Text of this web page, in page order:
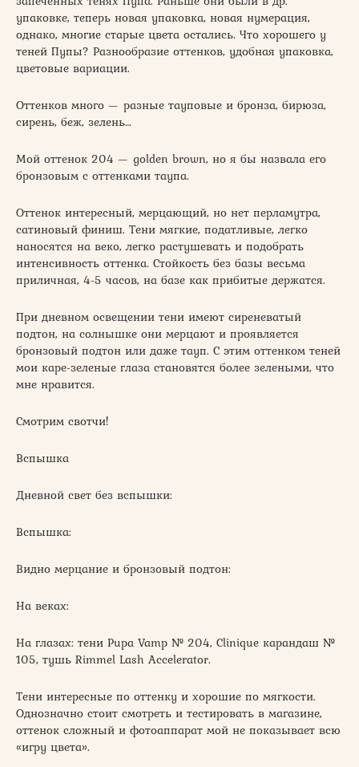
упаковке, теперь новая упаковка, новая нумерация,
однако, многие старые цвета остались. Что хорошего у
теней Пупы? Разнообразие оттенков, удобная упаковка,
цветовые вариации.
Оттенков много — разные тауповые и бронза, бирюза,
сирень, беж, зелень…
Мой оттенок 204 — golden brown, но я бы назвала его
бронзовым с оттенками таупа.
Оттенок интересный, мерцающий, но нет перламутра,
сатиновый финиш. Тени мягкие, податливые, легко
наносятся на веко, легко растушевать и подобрать
интенсивность оттенка. Стойкость без базы весьма
приличная, 4-5 часов, на базе как прибитые держатся.
При дневном освещении тени имеют сиреневатый
подтон, на солнышке они мерцают и проявляется
бронзовый подтон или даже тауп. С этим оттенком теней
мои каре-зеленые глаза становятся более зелеными, что
мне нравится.
Смотрим свотчи!
Вспышка
Дневной свет без вспышки:
Вспышка:
Видно мерцание и бронзовый подтон:
На веках:
На глазах: тени Pupa Vamp № 204, Clinique карандаш №
105, тушь Rimmel Lash Accelerator.
Тени интересные по оттенку и хорошие по мягкости.
Однозначно стоит смотреть и тестировать в магазине,
оттенок сложный и фотоаппарат мой не показывает всю
«игру цвета».